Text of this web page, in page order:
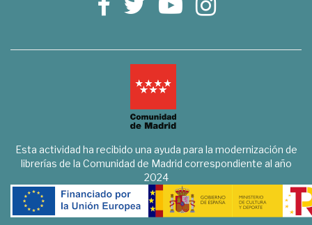
Esta actividad ha recibido una ayuda para la modernización de
librerías de la Comunidad de Madrid correspondiente al año
2024